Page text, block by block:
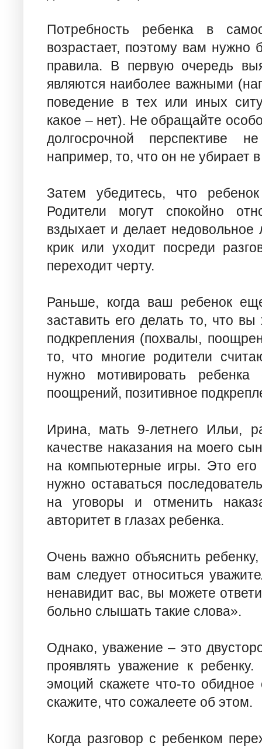
Потребность ребенка в
возрастает, поэтому вам нужно
правила. В первую очередь
являются наиболее важными
поведение в тех или иных
какое – нет). Не обращайте
долгосрочной перспективе
например, то, что он не убирает
Затем убедитесь, что
Родители могут спокойно
вздыхает и делает
крик или уходит посреди
переходит черту.
Раньше, когда ваш ребенок
заставить его делать то, что
подкрепления (похвалы,
то, что многие родители
нужно мотивировать
поощрений, позитивное
Ирина, мать 9-летнего Ильи,
качестве наказания на моего
на компьютерные игры. Это
нужно оставаться
на уговоры и отменить
авторитет в глазах ребенка.
Очень важно объяснить
вам следует относиться
ненавидит вас, вы можете
больно слышать такие слова».
Однако, уважение – это
проявлять уважение к
эмоций скажете что-то
скажите, что сожалеете об этом.
Когда разговор с ребенком